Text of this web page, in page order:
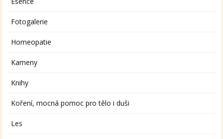
Fotogalerie
Homeopatie
Kameny
Knihy
Koření, mocná pomoc pro tělo i duši
Les